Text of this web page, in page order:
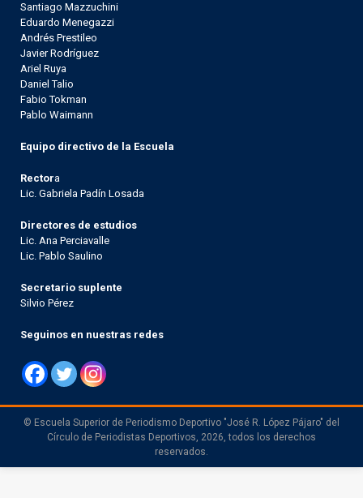
Santiago Mazzuchini
Eduardo Menegazzi
Andrés Prestileo
Javier Rodríguez
Ariel Ruya
Daniel Talio
Fabio Tokman
Pablo Waimann
Equipo directivo de la Escuela
Rectora
Lic. Gabriela Padín Losada
Directores de estudios
Lic. Ana Perciavalle
Lic. Pablo Saulino
Secretario suplente
Silvio Pérez
Seguinos en nuestras redes
© Escuela Superior de Periodismo Deportivo "José R. López Pájaro" del
Círculo de Periodistas Deportivos, 2026, todos los derechos
reservados.